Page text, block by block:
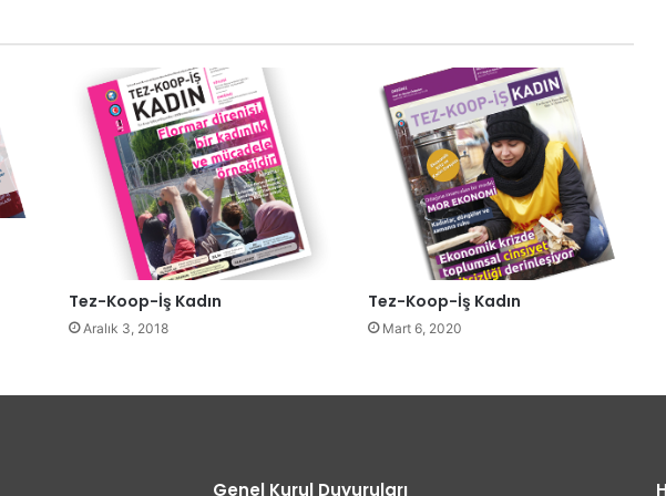
Tez-Koop-İş Kadın
Aralık 3, 2018
Tez-Koop-İş Kadın
Mart 6, 2020
Genel Kurul Duyuruları